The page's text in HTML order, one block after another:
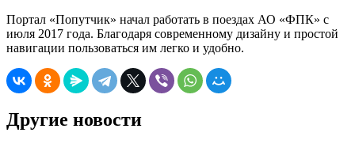
Портал «Попутчик» начал работать в поездах АО «ФПК» с
июля 2017 года. Благодаря современному дизайну и простой
навигации пользоваться им легко и удобно.
Другие новости